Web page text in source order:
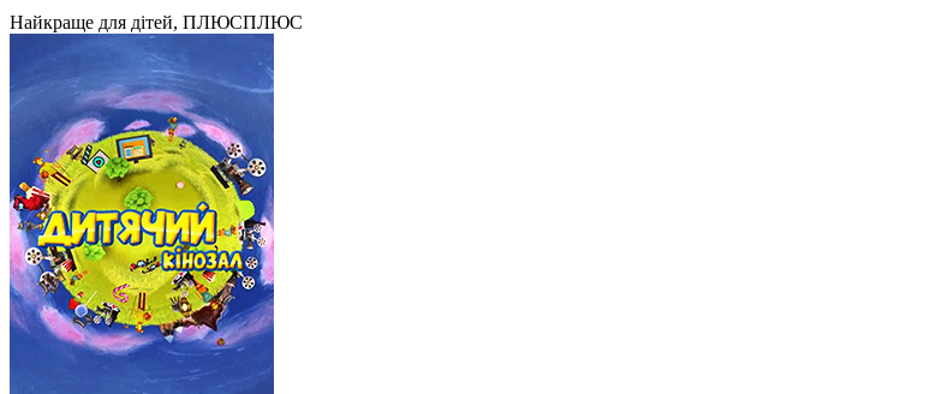
Найкраще для дітей, ПЛЮСПЛЮС